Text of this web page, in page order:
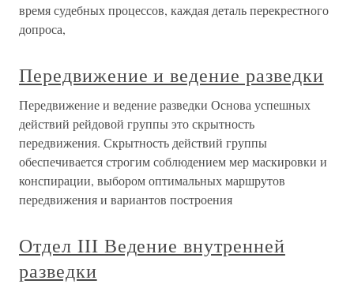
время судебных процессов, каждая деталь перекрестного
допроса,
Передвижение и ведение разведки
Передвижение и ведение разведки Основа успешных
действий рейдовой группы это скрытность
передвижения. Скрытность действий группы
обеспечивается строгим соблюдением мер маскировки и
конспирации, выбором оптимальных маршрутов
передвижения и вариантов построения
Отдел III Ведение внутренней
разведки